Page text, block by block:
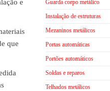
e
que
Guarda corpo metálico
Instalação de estruturas
Mezaninos metálicos
Portas automáticas
Portões automáticos
Soldas e reparos
Telhados metálicos